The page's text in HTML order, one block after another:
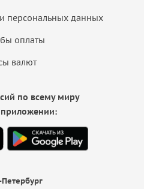
персональных данных
оплаты
валют
по всему миру